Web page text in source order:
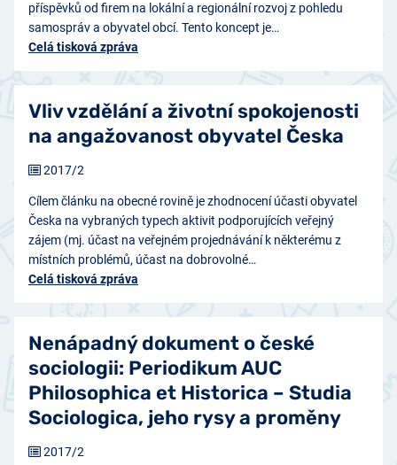
příspěvků od firem na lokální a regionální rozvoj z pohledu
samospráv a obyvatel obcí. Tento koncept je…
Celá tisková zpráva
Vliv vzdělání a životní spokojenosti
na angažovanost obyvatel Česka
Cílem článku na obecné rovině je zhodnocení účasti obyvatel
Česka na vybraných typech aktivit podporujících veřejný
zájem (mj. účast na veřejném projednávání k některému z
místních problémů, účast na dobrovolné…
Celá tisková zpráva
2017/2
Nenápadný dokument o české
sociologii: Periodikum AUC
Philosophica et Historica – Studia
Sociologica, jeho rysy a proměny
2017/2